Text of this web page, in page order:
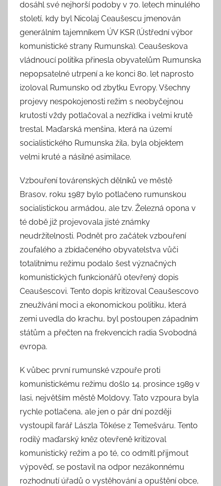
dosáhl své nejhorší podoby v 70. letech minulého
století, kdy byl Nicolaj Ceaušescu jmenován
generálním tajemníkem ÚV KSR (Ústřední výbor
komunistické strany Rumunska). Ceaušeskova
vládnoucí politika přinesla obyvatelům Rumunska
nepopsatelné utrpení a ke konci 80. let naprosto
izoloval Rumunsko od zbytku Evropy. Všechny
projevy nespokojenosti režim s neobyčejnou
krutostí vždy potlačoval a nezřídka i velmi krutě
trestal. Maďarská menšina, která na území
socialistického Rumunska žila, byla objektem
velmi kruté a násilné asimilace.
Vzbouření továrenských dělníků ve městě
Brasov, roku 1987 bylo potlačeno rumunskou
socialistickou armádou, ale tzv. Železná opona v
té době již projevovala jisté známky
neudržitelnosti. Podnět pro začátek vzbouření
zoufalého a zbídačeného obyvatelstva vůči
totalitnímu režimu podalo šest význačných
komunistických funkcionářů otevřený dopis
Ceaušescovi. Tento dopis kritizoval Ceaušescovo
zneužívání moci a ekonomickou politiku, která
zemi uvedla do krachu, byl postoupen západním
státům a přečten na frekvencích radia Svobodná
evropa.
K vůbec první rumunské vzpouře proti
komunistickému režimu došlo 14. prosince 1989 v
Iasi, největším městě Moldovy. Tato vzpoura byla
rychle potlačena, ale jen o pár dní později
vystoupil farář Lászla Tökése z Temešváru. Tento
rodilý maďarský kněz otevřeně kritizoval
komunistický režim a po té, co odmítl přijmout
výpověď, se postavil na odpor nezákonnému
rozhodnutí úřadů o vystěhování a opuštění obce,